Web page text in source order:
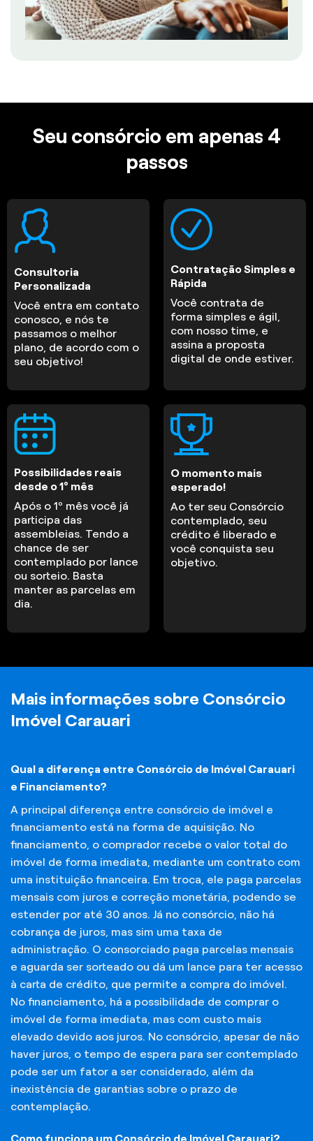
Seu consórcio em apenas 4
passos
Consultoria
Personalizada
Você entra em contato
conosco, e nós te
passamos o melhor
plano, de acordo com o
seu objetivo!
Contratação Simples e
Rápida
Você contrata de
forma simples e ágil,
com nosso time, e
assina a proposta
digital de onde estiver.
Possibilidades reais
desde o 1º mês
Após o 1º mês você já
participa das
assembleias. Tendo a
chance de ser
contemplado por lance
ou sorteio. Basta
manter as parcelas em
dia.
O momento mais
esperado!
Ao ter seu Consórcio
contemplado, seu
crédito é liberado e
você conquista seu
objetivo.
Mais informações sobre Consórcio
Imóvel Carauari
Qual a diferença entre Consórcio de Imóvel Carauari
e Financiamento?
A principal diferença entre consórcio de imóvel e
financiamento está na forma de aquisição. No
financiamento, o comprador recebe o valor total do
imóvel de forma imediata, mediante um contrato com
uma instituição financeira. Em troca, ele paga parcelas
mensais com juros e correção monetária, podendo se
estender por até 30 anos. Já no consórcio, não há
cobrança de juros, mas sim uma taxa de
administração. O consorciado paga parcelas mensais
e aguarda ser sorteado ou dá um lance para ter acesso
à carta de crédito, que permite a compra do imóvel.
No financiamento, há a possibilidade de comprar o
imóvel de forma imediata, mas com custo mais
elevado devido aos juros. No consórcio, apesar de não
haver juros, o tempo de espera para ser contemplado
pode ser um fator a ser considerado, além da
inexistência de garantias sobre o prazo de
contemplação.